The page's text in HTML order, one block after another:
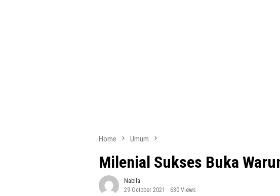
Home Umum
Milenial Sukses Buka
Nabila
29 October 2021
630 Views